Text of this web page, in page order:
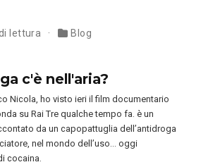
lettura Blog
c'è nell'aria?
Nicola, ho visto ieri il film documentario
su Rai Tre qualche tempo fa. è un
da un capopattuglia dell’antidroga
nel mondo dell’uso… oggi
cocaina.